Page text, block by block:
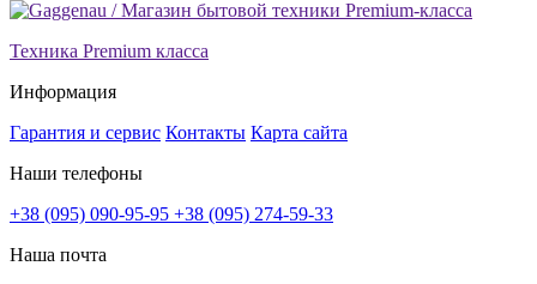
Техника Premium класса
Информация
Гарантия и сервис Контакты Карта сайта
Наши телефоны
+38 (095) 090-95-95 +38 (095) 274-59-33
Наша почта